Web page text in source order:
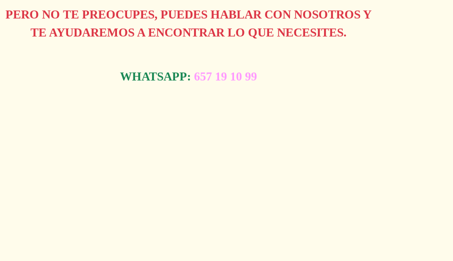
PERO NO TE PREOCUPES, PUEDES HABLAR CON NOSOTROS Y
TE AYUDAREMOS A ENCONTRAR LO QUE NECESITES.
WHATSAPP: 657 19 10 99